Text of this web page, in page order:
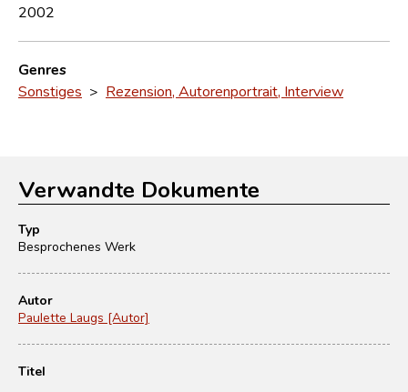
2002
Genres
Sonstiges > Rezension, Autorenportrait, Interview
Verwandte Dokumente
Typ
Besprochenes Werk
Autor
Paulette Laugs [Autor]
Titel